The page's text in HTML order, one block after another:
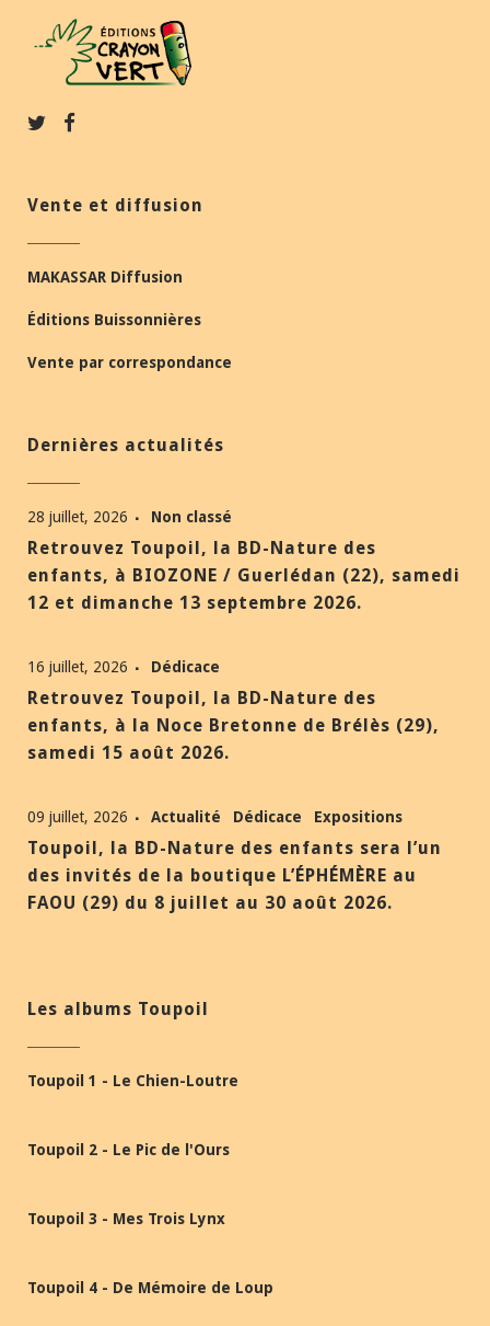
Vente et diffusion
MAKASSAR Diffusion
Éditions Buissonnières
Vente par correspondance
Dernières actualités
28 juillet, 2026 Non classé
Retrouvez Toupoil, la BD-Nature des
enfants, à BIOZONE / Guerlédan (22), samedi
12 et dimanche 13 septembre 2026.
16 juillet, 2026 Dédicace
Retrouvez Toupoil, la BD-Nature des
enfants, à la Noce Bretonne de Brélès (29),
samedi 15 août 2026.
09 juillet, 2026 Actualité Dédicace Expositions
Toupoil, la BD-Nature des enfants sera l’un
des invités de la boutique L’ÉPHÉMÈRE au
FAOU (29) du 8 juillet au 30 août 2026.
Les albums Toupoil
Toupoil 1 - Le Chien-Loutre
Toupoil 2 - Le Pic de l'Ours
Toupoil 3 - Mes Trois Lynx
Toupoil 4 - De Mémoire de Loup